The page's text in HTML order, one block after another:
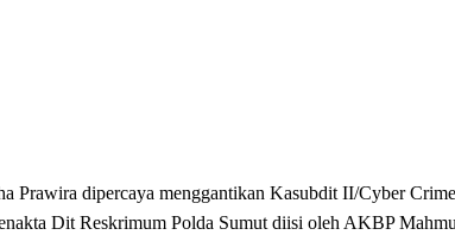
dipercaya menggantikan Kasubdit II/Cyber
Dit Reskrimum Polda Sumut diisi oleh AKBP